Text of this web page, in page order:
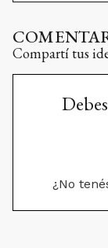
Compartí tus
¿No